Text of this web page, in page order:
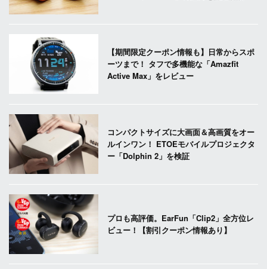
【期間限定クーポン情報も】日常からスポ
ーツまで！ タフで多機能な「Amazfit
Active Max」をレビュー
コンパクトサイズに大画面＆高画質をオー
ルインワン！ ETOEモバイルプロジェクタ
ー「Dolphin 2」を検証
プロも高評価。EarFun「Clip2」全方位レ
ビュー！【割引クーポン情報あり】